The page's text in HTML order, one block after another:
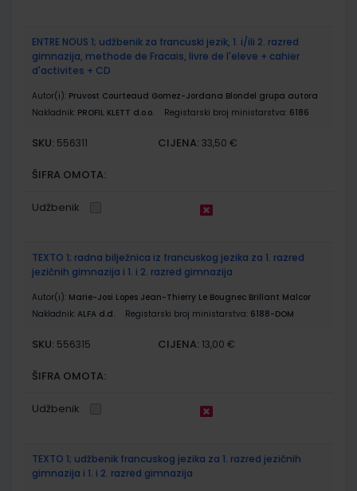
ENTRE NOUS 1; udžbenik za francuski jezik, 1. i/ili 2. razred
gimnazija, methode de Fracais, livre de l'eleve + cahier
d'activites + CD
Autor(i): Pruvost Courteaud Gomez-Jordana Blondel grupa autora
Nakladnik: PROFIL KLETT d.o.o. Registarski broj ministarstva: 6186
SKU: 556311 CIJENA: 33,50 €
ŠIFRA OMOTA:
Udžbenik
TEXTO 1; radna bilježnica iz francuskog jezika za 1. razred
jezičnih gimnazija i 1. i 2. razred gimnazija
Autor(i): Marie-Josi Lopes Jean-Thierry Le Bougnec Brillant Malcor
Nakladnik: ALFA d.d. Registarski broj ministarstva: 6188-DOM
SKU: 556315 CIJENA: 13,00 €
ŠIFRA OMOTA:
Udžbenik
TEXTO 1; udžbenik francuskog jezika za 1. razred jezičnih
gimnazija i 1. i 2. razred gimnazija